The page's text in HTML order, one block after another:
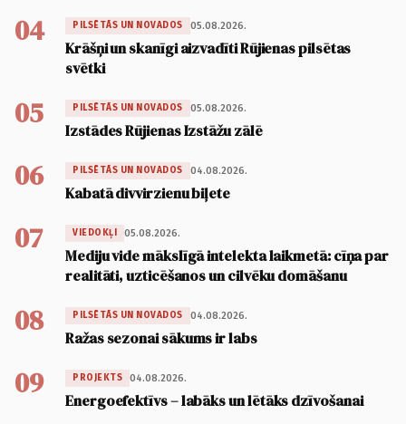
04 PILSĒTĀS UN NOVADOS 05.08.2026.
Krāšņi un skanīgi aizvadīti Rūjienas pilsētas
svētki
05 PILSĒTĀS UN NOVADOS 05.08.2026.
Izstādes Rūjienas Izstāžu zālē
06 PILSĒTĀS UN NOVADOS 04.08.2026.
Kabatā divvirzienu biļete
07 VIEDOKĻI 05.08.2026.
Mediju vide mākslīgā intelekta laikmetā: cīņa par
realitāti, uzticēšanos un cilvēku domāšanu
08 PILSĒTĀS UN NOVADOS 04.08.2026.
Ražas sezonai sākums ir labs
09 PROJEKTS 04.08.2026.
Energoefektīvs – labāks un lētāks dzīvošanai